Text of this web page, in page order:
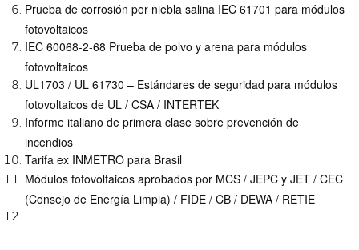
Prueba de corrosión por niebla salina IEC 61701 para módulos
fotovoltaicos
IEC 60068-2-68 Prueba de polvo y arena para módulos
fotovoltaicos
UL1703 / UL 61730 – Estándares de seguridad para módulos
fotovoltaicos de UL / CSA / INTERTEK
Informe italiano de primera clase sobre prevención de
incendios
Tarifa ex INMETRO para Brasil
Módulos fotovoltaicos aprobados por MCS / JEPC y JET / CEC
(Consejo de Energía Limpia) / FIDE / CB / DEWA / RETIE